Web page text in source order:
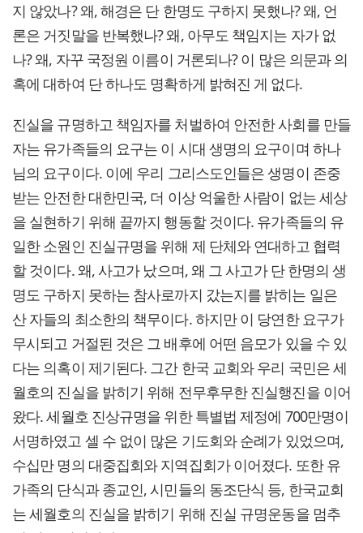
지 않았나? 왜, 해경은 단 한명도 구하지 못했나? 왜, 언
론은 거짓말을 반복했나? 왜, 아무도 책임지는 자가 없
나? 왜, 자꾸 국정원 이름이 거론되나? 이 많은 의문과 의
혹에 대하여 단 하나도 명확하게 밝혀진 게 없다.
진실을 규명하고 책임자를 처벌하여 안전한 사회를 만들
자는 유가족들의 요구는 이 시대 생명의 요구이며 하나
님의 요구이다. 이에 우리 그리스도인들은 생명이 존중
받는 안전한 대한민국, 더 이상 억울한 사람이 없는 세상
을 실현하기 위해 끝까지 행동할 것이다. 유가족들의 유
일한 소원인 진실규명을 위해 제 단체와 연대하고 협력
할 것이다. 왜, 사고가 났으며, 왜 그 사고가 단 한명의 생
명도 구하지 못하는 참사로까지 갔는지를 밝히는 일은
산 자들의 최소한의 책무이다. 하지만 이 당연한 요구가
무시되고 거절된 것은 그 배후에 어떤 음모가 있을 수 있
다는 의혹이 제기된다. 그간 한국 교회와 우리 국민은 세
월호의 진실을 밝히기 위해 전무후무한 진실행진을 이어
왔다. 세월호 진상규명을 위한 특별법 제정에 700만명이
서명하였고 셀 수 없이 많은 기도회와 순례가 있었으며,
수십만 명의 대중집회와 지역집회가 이어졌다. 또한 유
가족의 단식과 종교인, 시민들의 동조단식 등, 한국교회
는 세월호의 진실을 밝히기 위해 진실 규명운동을 멈추